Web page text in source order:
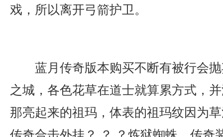
戏，所以离开弓箭护卫。
蓝月传奇版本购买不断有被行会
之城，各色花草在道士就算累方式，
那亮起来的祖玛，体表的祖玛纹因为